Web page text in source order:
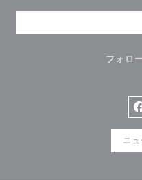
フォロ
ニ